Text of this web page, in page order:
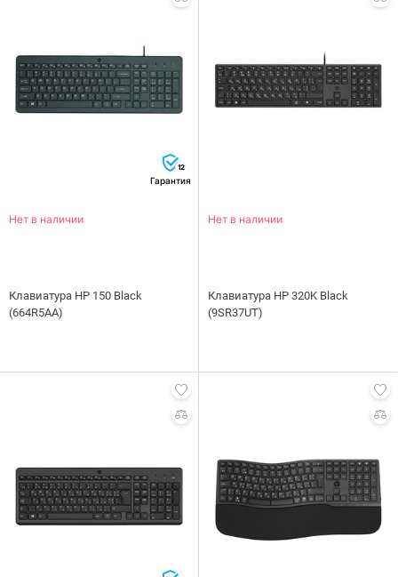
12
Гарантия
Нет в наличии
Клавиатура HP 150 Black
(664R5AA)
Нет в наличии
Клавиатура НР 320K Black
(9SR37UT)